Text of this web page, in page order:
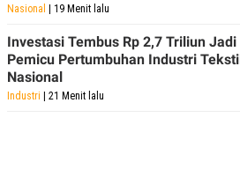
Nasional | 19 Menit lalu
Investasi Tembus Rp 2,7 Triliun Jadi
Pemicu Pertumbuhan Industri Tekstil
Nasional
Industri | 21 Menit lalu